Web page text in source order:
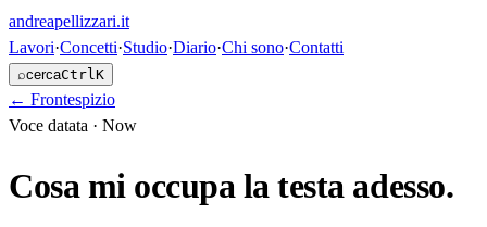
andreapellizzari.it
Lavori·Concetti·Studio·Diario·Chi sono·Contatti
⌕cercaCtrlK
← Frontespizio
Voce datata · Now
Cosa mi occupa la testa adesso.